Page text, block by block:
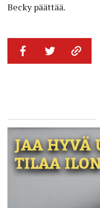
Becky päättää.